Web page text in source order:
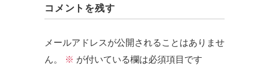
コメントを残す
メールアドレスが公開されることはありませ
ん。
※ が付いている欄は必須項目です